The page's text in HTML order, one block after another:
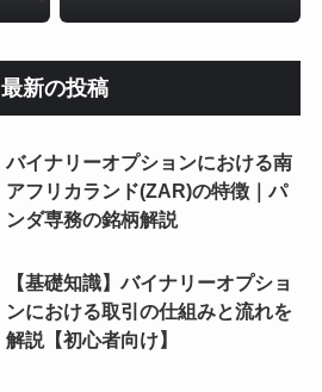
最新の投稿
バイナリーオプションにおける南
アフリカランド(ZAR)の特徴｜パ
ンダ専務の銘柄解説
【基礎知識】バイナリーオプショ
ンにおける取引の仕組みと流れを
解説【初心者向け】